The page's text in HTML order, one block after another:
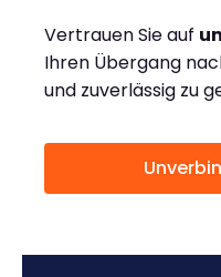
Vertrauen Sie auf
Ihren Übergang
und zuverlässig zu